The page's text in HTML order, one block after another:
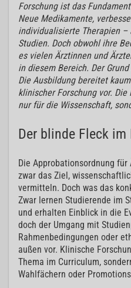
Forschung ist das
Neue Medikamente,
individualisierte Therapien
Studien. Doch obwohl ihre
es vielen Ärztinnen und
in diesem Bereich. Der
Die Ausbildung bereitet
klinischer Forschung vor.
nur für die Wissenschaft,
Der blinde Fleck
Die Approbationsordnung
zwar das Ziel,
vermitteln. Doch was das
Zwar lernen Studierende im
und erhalten Einblick in die
doch der Umgang mit
Rahmenbedingungen oder
außen vor. Klinische
Thema im Curriculum,
Wahlfächern oder